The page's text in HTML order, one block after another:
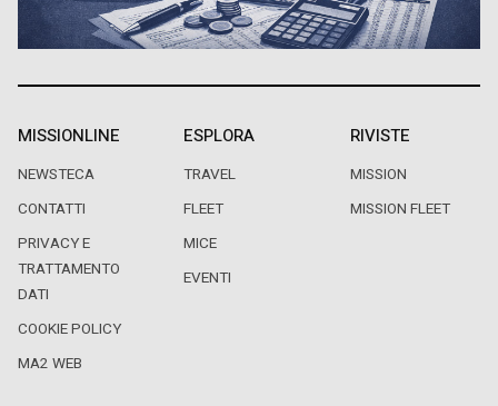
MISSIONLINE
NEWSTECA
CONTATTI
PRIVACY E
TRATTAMENTO
DATI
COOKIE POLICY
MA2 WEB
ESPLORA
TRAVEL
FLEET
MICE
EVENTI
RIVISTE
MISSION
MISSION FLEET